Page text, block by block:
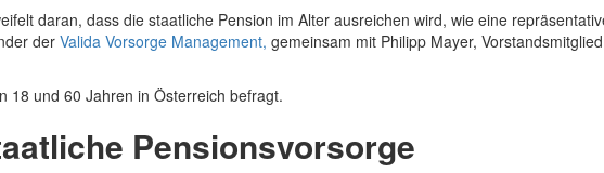
daran, dass die staatliche Pension im Alter ausreichen wird, wie eine
der Valida Vorsorge Management, gemeinsam mit Philipp Mayer,
18 und 60 Jahren in Österreich befragt.
Pensionsvorsorge